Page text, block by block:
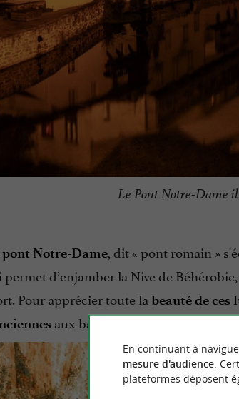
Le Pont Notre-Dame
pont Notre-Dame, dit « pont romain »
permet d’enjamber la Nive de
Pour apprécier toute la beauté de ces
aux balcons de bois colorés se
En continuant à
mesure d'audience.
plateformes déposent